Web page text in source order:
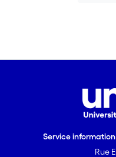
Service
Rue